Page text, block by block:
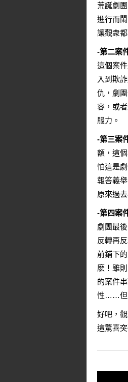
荒誕劇
進行而
讓觀衆
-第二案
這個案
入到欺
仇，劇
容，或
服力。
-第三案
額，這
怕這是
報答義
原來過
-第四案
劇團最
反轉再
前鋪下
麽！雖
的案件
性……但
好吧，
這驚喜